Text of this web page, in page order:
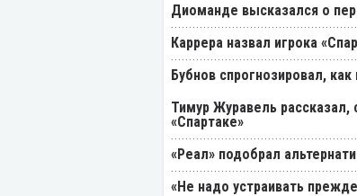
Диоманде высказался о
Каррера назвал игрока
Бубнов спрогнозировал,
Тимур Журавель
«Спартаке»
«Реал» подобрал
«Не надо устраивать